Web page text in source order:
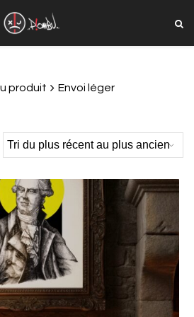
produit Envoi léger